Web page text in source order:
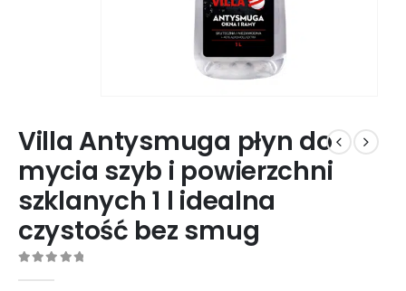
Villa Antysmuga płyn do
mycia szyb i powierzchni
szklanych 1 l idealna
czystość bez smug